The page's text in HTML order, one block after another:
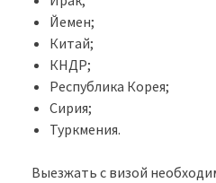
Йемен;
Китай;
КНДР;
Республика Корея;
Сирия;
Туркмения.
Выезжать с визой